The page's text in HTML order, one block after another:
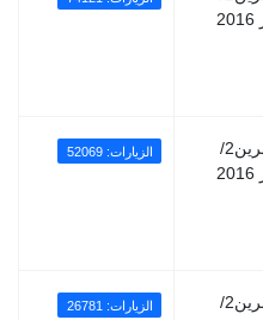
09 تشرين2/
الزيارات: 52069
11 تشرين2/
الزيارات: 26781